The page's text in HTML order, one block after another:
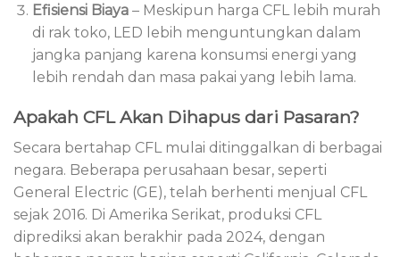
Efisiensi Biaya– Meskipun harga CFL lebih murah
di rak toko, LED lebih menguntungkan dalam
jangka panjang karena konsumsi energi yang
lebih rendah dan masa pakai yang lebih lama.
Apakah CFL Akan Dihapus dari Pasaran?
Secara bertahap CFL mulai ditinggalkan di berbagai
negara. Beberapa perusahaan besar, seperti
General Electric (GE), telah berhenti menjual CFL
sejak 2016. Di Amerika Serikat, produksi CFL
diprediksi akan berakhir pada 2024, dengan